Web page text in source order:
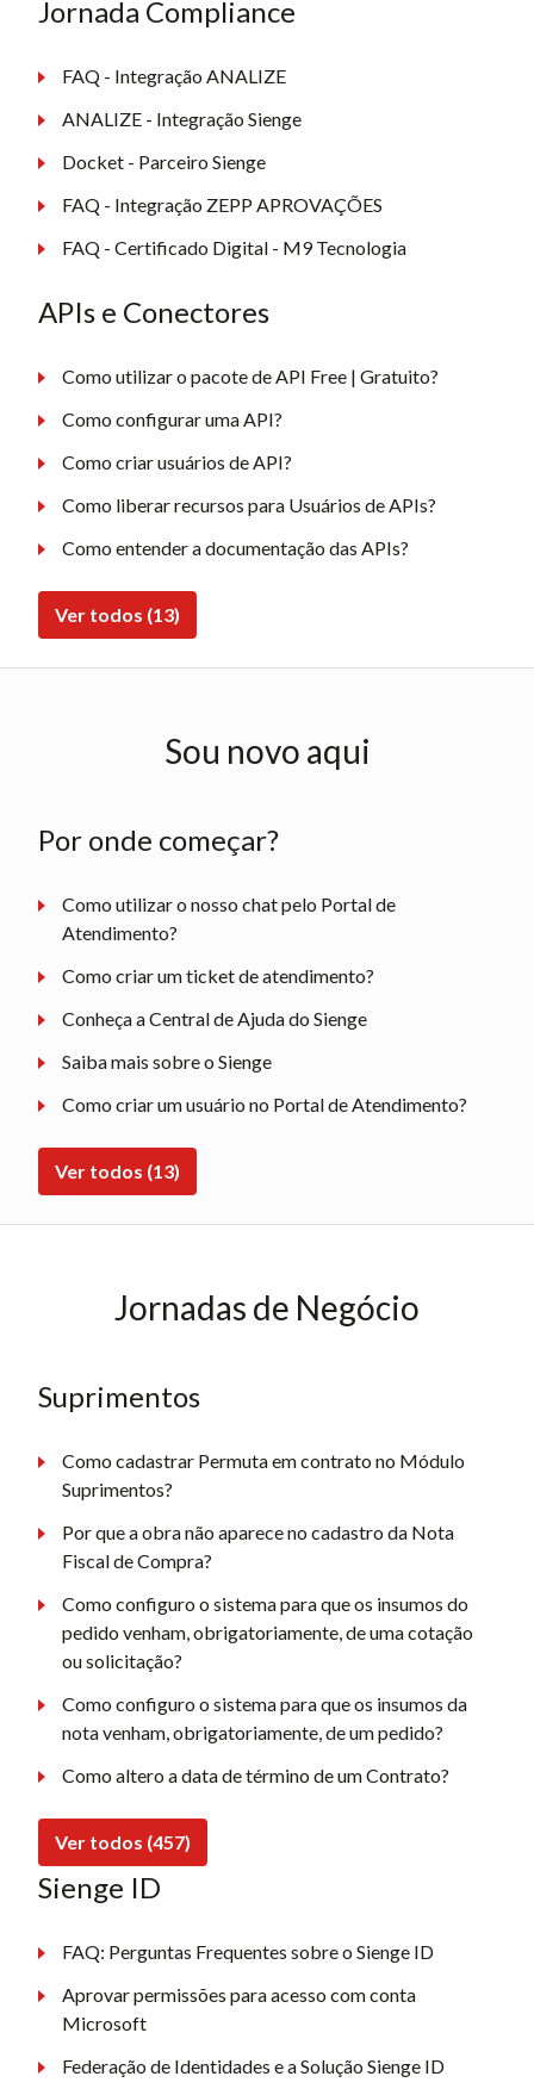
Jornada Compliance
FAQ - Integração ANALIZE
ANALIZE - Integração Sienge
Docket - Parceiro Sienge
FAQ - Integração ZEPP APROVAÇÕES
FAQ - Certificado Digital - M9 Tecnologia
APIs e Conectores
Como utilizar o pacote de API Free | Gratuito?
Como configurar uma API?
Como criar usuários de API?
Como liberar recursos para Usuários de APIs?
Como entender a documentação das APIs?
Ver todos (13)
Sou novo aqui
Por onde começar?
Como utilizar o nosso chat pelo Portal de
Atendimento?
Como criar um ticket de atendimento?
Conheça a Central de Ajuda do Sienge
Saiba mais sobre o Sienge
Como criar um usuário no Portal de Atendimento?
Ver todos (13)
Jornadas de Negócio
Suprimentos
Como cadastrar Permuta em contrato no Módulo
Suprimentos?
Por que a obra não aparece no cadastro da Nota
Fiscal de Compra?
Como configuro o sistema para que os insumos do
pedido venham, obrigatoriamente, de uma cotação
ou solicitação?
Como configuro o sistema para que os insumos da
nota venham, obrigatoriamente, de um pedido?
Como altero a data de término de um Contrato?
Ver todos (457)
Sienge ID
FAQ: Perguntas Frequentes sobre o Sienge ID
Aprovar permissões para acesso com conta
Microsoft
Federação de Identidades e a Solução Sienge ID